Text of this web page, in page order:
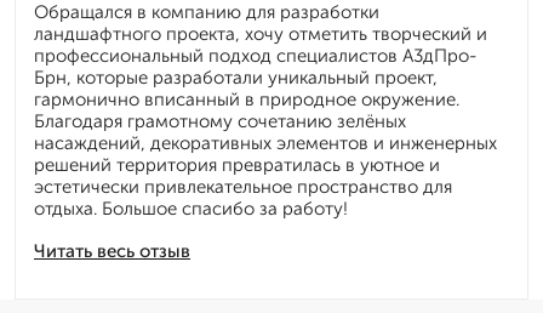
Читать весь отзыв
Обращался в компанию для разработки
ландшафтного проекта, хочу отметить творческий и
профессиональный подход специалистов А3дПро-
Брн, которые разработали уникальный проект,
гармонично вписанный в природное окружение.
Благодаря грамотному сочетанию зелёных
насаждений, декоративных элементов и инженерных
решений территория превратилась в уютное и
эстетически привлекательное пространство для
отдыха. Большое спасибо за работу!